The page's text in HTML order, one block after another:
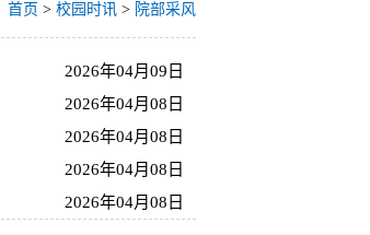
首页 > 校园时讯> 院部采风
2026年04月09日
2026年04月08日
2026年04月08日
2026年04月08日
2026年04月08日